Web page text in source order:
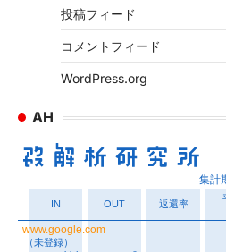
投稿フィード
コメントフィード
WordPress.org
AH